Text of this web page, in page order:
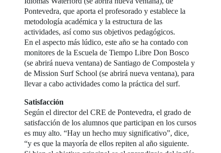
Pontevedra, que aporta el profesorado y establece la
metodología académica y la estructura de las
actividades, así como sus objetivos pedagógicos.
En el aspecto más lúdico, este año se ha contado con
monitores de la Escuela de Tiempo Libre Don Bosco
(se abrirá nueva ventana) de Santiago de Compostela y
de Mission Surf School (se abrirá nueva ventana), para
llevar a cabo actividades como la práctica del surf.
Satisfacción
Según el director del CRE de Pontevedra, el grado de
satisfacción de los alumnos que participan en los cursos
es muy alto. “Hay un hecho muy significativo”, dice,
“y es que la mayoría de ellos repiten al año siguiente.